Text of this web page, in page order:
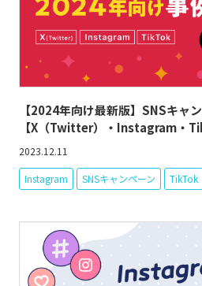
【2024年向け最新版】SNSキャ
【X（Twitter）・Instagram・
2023.12.11
Instagram SNSキャンペーン TikTok